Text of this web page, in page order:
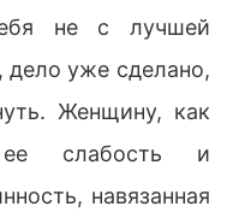
не с лучшей
дело уже сделано,
Женщину, как
ее слабость и
навязанная